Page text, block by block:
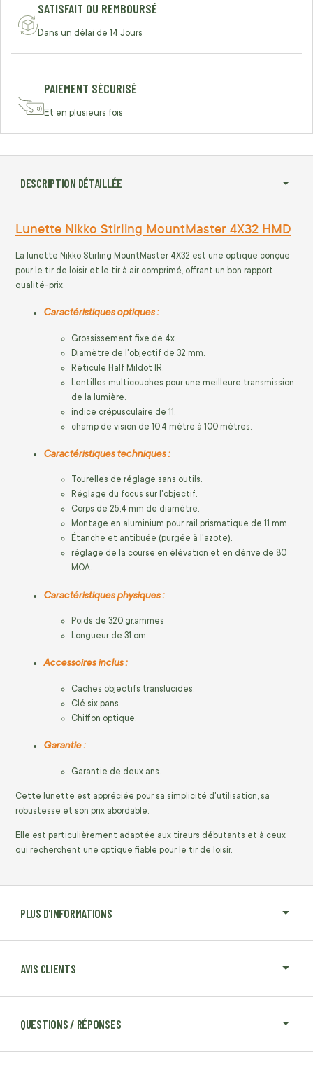
SATISFAIT OU REMBOURSÉ
Dans un délai de 14 Jours
PAIEMENT SÉCURISÉ
Et en plusieurs fois
DESCRIPTION DÉTAILLÉE
PLUS D'INFORMATIONS
AVIS CLIENTS
QUESTIONS / RÉPONSES
Lunette Nikko Stirling MountMaster 4X32 HMD
La lunette Nikko Stirling MountMaster 4X32 est une optique conçue
pour le tir de loisir et le tir à air comprimé, offrant un bon rapport
qualité-prix.
Caractéristiques optiques :
Grossissement fixe de 4x.
Diamètre de l'objectif de 32 mm.
Réticule Half Mildot IR.
Lentilles multicouches pour une meilleure transmission
de la lumière.
indice crépusculaire de 11.
champ de vision de 10,4 mètre à 100 mètres.
Caractéristiques techniques :
Tourelles de réglage sans outils.
Réglage du focus sur l'objectif.
Corps de 25,4 mm de diamètre.
Montage en aluminium pour rail prismatique de 11 mm.
Étanche et antibuée (purgée à l'azote).
réglage de la course en élévation et en dérive de 80
MOA.
Caractéristiques physiques :
Poids de 320 gr.ammes
Longueur de 31 cm.
Accessoires inclus :
Caches objectifs translucides.
Clé six pans.
Chiffon optique.
Garantie :
Garantie de deux ans.
Cette lunette est appréciée pour sa simplicité d'utilisation, sa
robustesse et son prix abordable.
Elle est particulièrement adaptée aux tireurs débutants et à ceux
qui recherchent une optique fiable pour le tir de loisir.